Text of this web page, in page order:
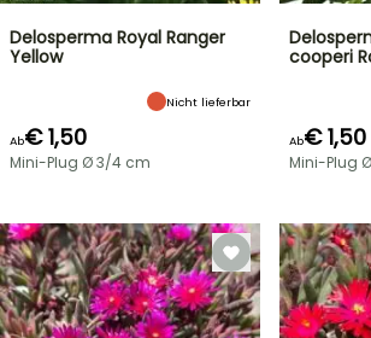
Delosperma Royal Ranger
Yellow
Nicht lieferbar
Ab€ 1,50
Mini-Plug Ø 3/4 cm
cooperi
Ab€ 1,50
Mini-Plug